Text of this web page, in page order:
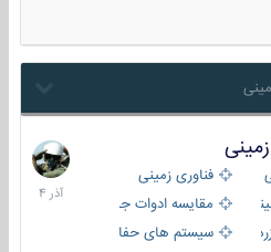
فناوری زمینی
مقایسه ادوات جنگی
سیستم های حفاظت فعال
21
آذر
1404